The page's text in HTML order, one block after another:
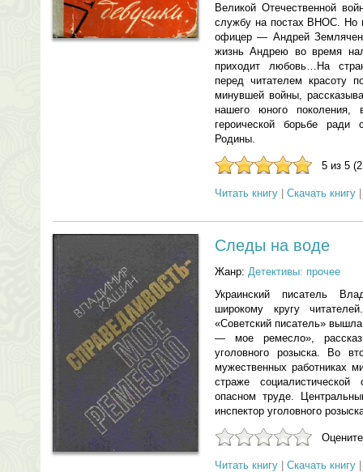
Великой Отечественной
службу на постах ВНОС. Но
офицер — Андрей
жизнь Андрею во время
приходит любовь…На
перед читателем красоту
минувшей войны,
нашего юного поколения,
героической борьбе
Родины.
5 из 5
Читать книгу Скачать книгу
Следы на воде
Жанр: Детективы: прочее
Украинский писатель
широкому кругу
«Советский писатель»
— мое ремесло»,
уголовного розыска. Во
мужественных работниках
страже
опасном труде.
инспектор уголовного
Читать книгу Скачать книгу